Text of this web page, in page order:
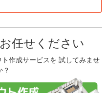
任せください
作成サービスを 試してみませ
？